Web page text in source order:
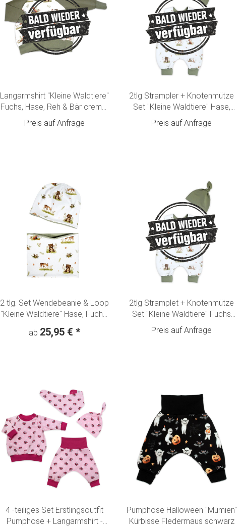
Langarmshirt "Kleine Waldtiere"
Fuchs, Hase, Reh & Bär creme-
olivgrün
Preis auf Anfrage
2tlg Strampler + Knotenmütze
Set "Kleine Waldtiere" Hase,
Reh, Bär creme-olivgrün
Preis auf Anfrage
2 tlg. Set Wendebeanie & Loop
"Kleine Waldtiere" Hase, Fuchs,
ab 25,95 € *
2tlg Stramplet + Knotenmütze
Set "Kleine Waldtiere" Fuchs
Hase Rehkitz & Bär creme-
olivgrün
Preis auf Anfrage
4 -teiliges Set Erstlingsoutfit
Pumphose + Langarmshirt -
Pumphose Halloween "Mumien"
Kürbisse Fledermaus schwarz